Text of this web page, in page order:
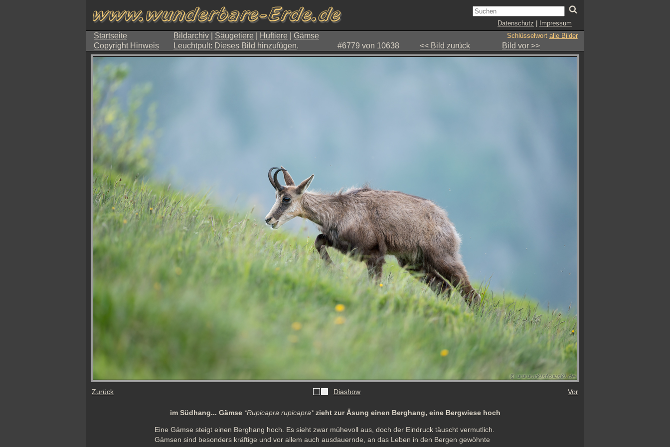
Datenschutz Impressum
Startseite Bildarchiv Säugetiere Huftiere Gämse Schlüsselwort alle Bilder
Copyright Hinweis Leuchtpult: Dieses Bild hinzufügen. #6779 von 10638 << Bild zurück Bild vor >>
Zurück Diashow Vor
im Südhang... Gämse *Rupicapra rupicapra*zieht zur Äsung einen Berghang, eine Bergwiese hoch
Eine Gämse steigt einen Berghang hoch. Es sieht zwar mühevoll aus, doch der Eindruck täuscht vermutlich.
Gämsen sind besonders kräftige und vor allem auch ausdauernde, an das Leben in den Bergen gewöhnte